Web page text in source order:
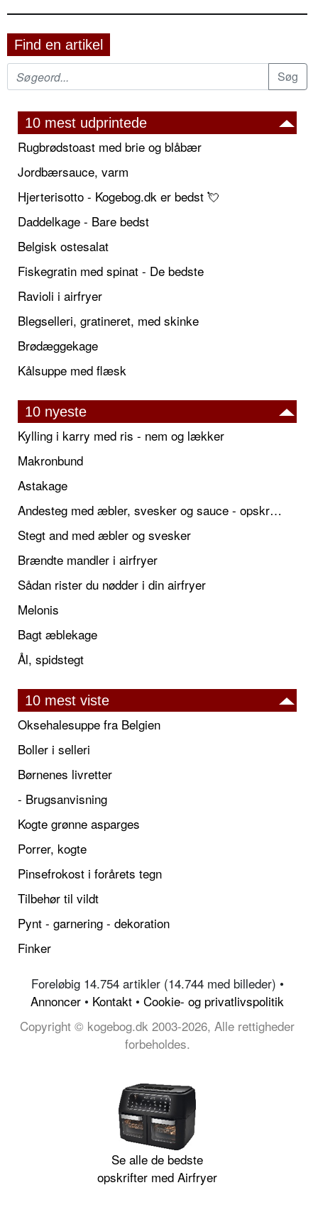
Find en artikel
10 mest udprintede
Rugbrødstoast med brie og blåbær
Jordbærsauce, varm
Hjerterisotto - Kogebog.dk er bedst 💘
Daddelkage - Bare bedst
Belgisk ostesalat
Fiskegratin med spinat - De bedste
Ravioli i airfryer
Blegselleri, gratineret, med skinke
Brødæggekage
Kålsuppe med flæsk
10 nyeste
Kylling i karry med ris - nem og lækker
Makronbund
Astakage
Andesteg med æbler, svesker og sauce - opskrift også til jul
Stegt and med æbler og svesker
Brændte mandler i airfryer
Sådan rister du nødder i din airfryer
Melonis
Bagt æblekage
Ål, spidstegt
10 mest viste
Oksehalesuppe fra Belgien
Boller i selleri
Børnenes livretter
- Brugsanvisning
Kogte grønne asparges
Porrer, kogte
Pinsefrokost i forårets tegn
Tilbehør til vildt
Pynt - garnering - dekoration
Finker
Foreløbig 14.754 artikler (14.744 med billeder) •
Annoncer • Kontakt • Cookie- og privatlivspolitik
Copyright © kogebog.dk 2003-2026, Alle rettigheder
forbeholdes.
Se alle de bedste
opskrifter med Airfryer